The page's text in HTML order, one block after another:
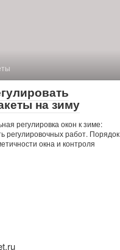
на зиму
регулировка окон к зиме:
регулировочных работ. Порядок
окна и контроля